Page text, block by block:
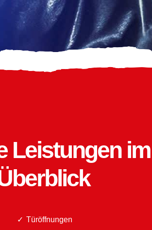
Leistungen im
Türöffnungen